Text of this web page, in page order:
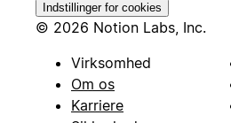
Indstillinger for cookies
© 2026 Notion Labs, Inc.
Virksomhed
Om os
Karriere